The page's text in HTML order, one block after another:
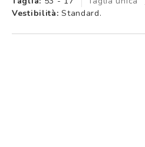
Vestibilità: Standard.